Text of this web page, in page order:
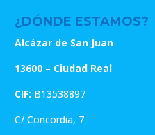
¿DÓNDE ESTAMOS?
Alcázar de San Juan
13600 – Ciudad Real
CIF: B13538897
C/ Concordia, 7